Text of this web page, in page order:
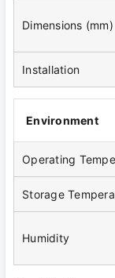
Dimensions (mm)
Installation
Environment
Operating
Storage
Humidity